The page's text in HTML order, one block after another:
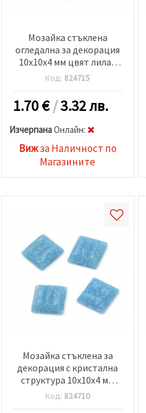
Мозайка стъклена
огледална за декорация
10x10x4 мм цвят лилав
100 грама ~ 113 броя
Код: 824715
1.70€/3.32 лв.
ИзчерпанаOнлайн:
Вижза Наличност по
Магазините
Мозайка стъклена за
декорация с кристална
структура 10x10x4 мм
цвят син 100 грама ~ 153
броя
Код: 824710